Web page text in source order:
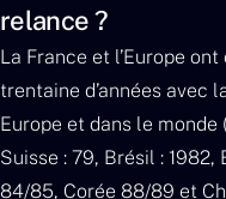
relance ?
La France et l’Europe
trentaine d’années avec
Europe et dans le monde
Suisse : 79, Brésil :
84/85, Corée 88/89 et